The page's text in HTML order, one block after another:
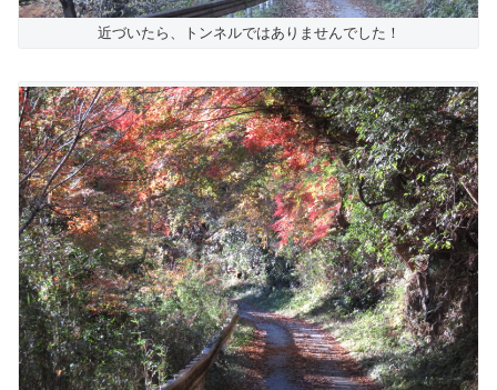
近づいたら、トンネルではありませんでした！